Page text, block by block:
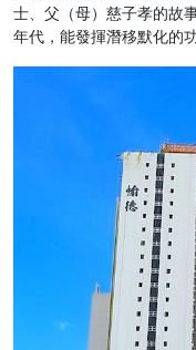
士、父（母）慈子孝的故
年代，能發揮潛移默化的功